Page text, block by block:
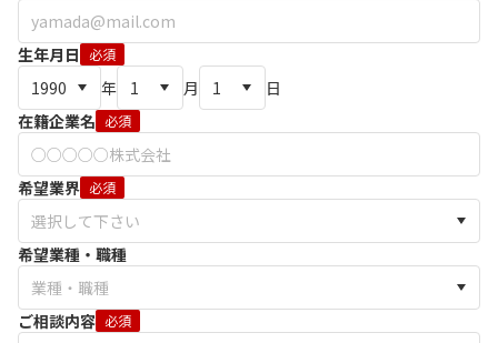
生年月日 必須
年 月
日
在籍企業名 必須
希望業界 必須
希望業種・職種
ご相談内容 必須